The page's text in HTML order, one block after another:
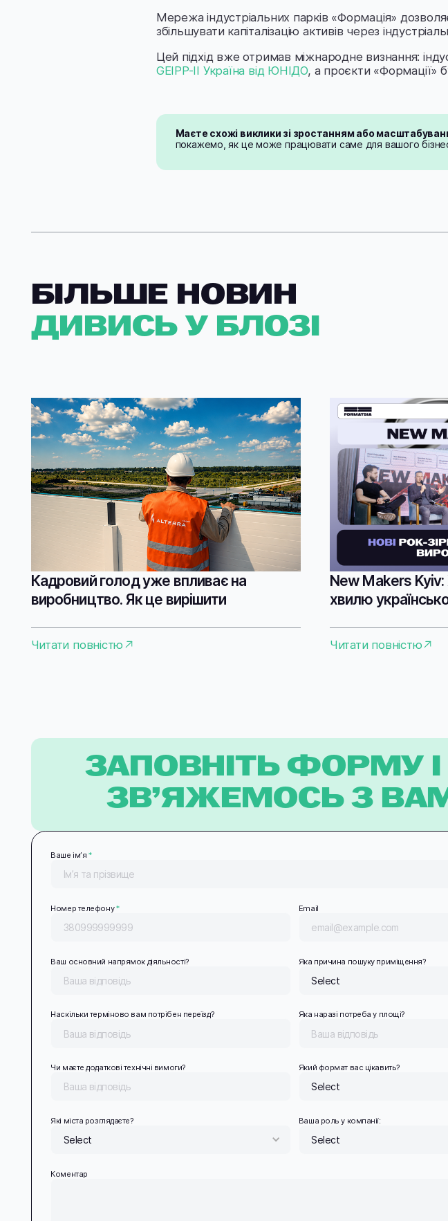
Мережа індустріальних парків «Формація»
збільшувати капіталізацію активів через
Цей підхід вже отримав міжнародне визнання:
GEIPP-II Україна від ЮНІДО, а проєкти «Формації»
Маєте схожі виклики зі зростанням або
покажемо, як це може працювати саме для вашого
БІЛЬШЕ НОВИН
ДИВИСЬ У БЛОЗІ
Кадровий голод уже впливає на
виробництво. Як це вирішити
Читати повністю
New Makers
хвилю
Читати повністю
ЗАПОВНІТЬ ФОРМУ І
ЗВ’ЯЖЕМОСЬ З
Ваше імʼя *
Номер телефону* Email
Ваш основний напрямок діяльності? Яка причина пошуку приміщення?
Select
Наскільки терміново вам потрібен переїзд? Яка наразі потреба у площі?
Чи маєте додаткові технічні вимоги? Який формат вас цікавить?
Select
Які міста розглядаєте?
Select
Ваша роль у компанії:
Select
Коментар